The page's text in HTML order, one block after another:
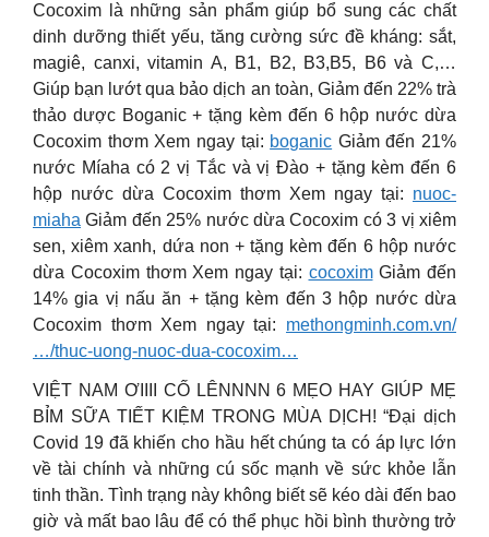
Cocoxim là những sản phẩm giúp bổ sung các chất
dinh dưỡng thiết yếu, tăng cường sức đề kháng: sắt,
magiê, canxi, vitamin A, B1, B2, B3,B5, B6 và C,…
Giúp bạn lướt qua bảo dịch an toàn, Giảm đến 22% trà
thảo dược Boganic + tặng kèm đến 6 hộp nước dừa
Cocoxim thơm Xem ngay tại: boganic Giảm đến 21%
nước Míaha có 2 vị Tắc và vị Đào + tặng kèm đến 6
hộp nước dừa Cocoxim thơm Xem ngay tại: nuoc-
miaha Giảm đến 25% nước dừa Cocoxim có 3 vị xiêm
sen, xiêm xanh, dứa non + tặng kèm đến 6 hộp nước
dừa Cocoxim thơm Xem ngay tại: cocoximGiảm đến
14% gia vị nấu ăn + tặng kèm đến 3 hộp nước dừa
Cocoxim thơm Xem ngay tại: methongminh.com.vn/
…/thuc-uong-nuoc-dua-cocoxim…
VIỆT NAM ƠIIII CỐ LÊNNNN 6 MẸO HAY GIÚP MẸ
BỈM SỮA TIẾT KIỆM TRONG MÙA DỊCH! “Đại dịch
Covid 19 đã khiến cho hầu hết chúng ta có áp lực lớn
về tài chính và những cú sốc mạnh về sức khỏe lẫn
tinh thần. Tình trạng này không biết sẽ kéo dài đến bao
giờ và mất bao lâu để có thể phục hồi bình thường trở